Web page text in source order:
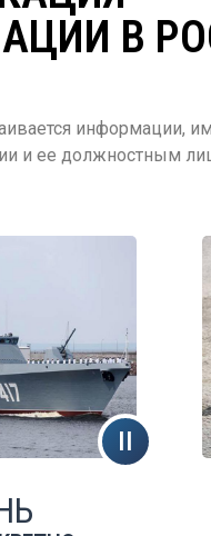
В
информации,
и ее должностным